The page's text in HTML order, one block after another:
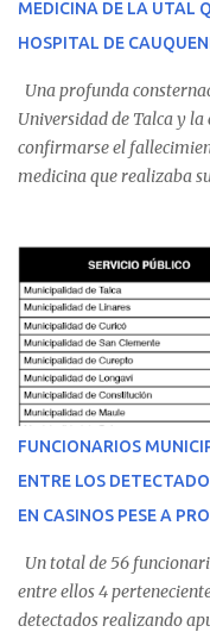
MEDICINA DE LA UTAL
HOSPITAL DE
Una profunda
Universidad de Talca y
confirmarse el
medicina que realizaba
malestares físicos.
equipo médico
Regional de Talca y
Talca con escolta de
estudiante de medicina
del personal de
recibir atención
conoció la gravedad de
Villarrica— se
evolución favorable. No
FUNCIONARIOS
ENTRE LOS
EN CASINOS PESE A
Un total de 56
entre ellos 4
detectados realizando